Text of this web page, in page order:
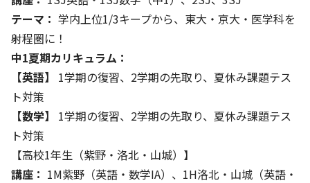
テーマ： 学内上位1/3キープから、東大・京大・医学科を
射程圏に！
中1夏期カリキュラム：
【英語】
1学期の復習、2学期の先取り、夏休み課題テス
ト対策
【数学】
1学期の復習、2学期の先取り、夏休み課題テス
ト対策
【高校1年生（紫野・洛北・山城）】
講座： 1M紫野（英語・数学IA）、1H洛北・山城（英語・